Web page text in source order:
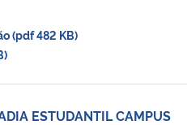
(pdf 482 KB)
ESTUDANTIL CAMPUS